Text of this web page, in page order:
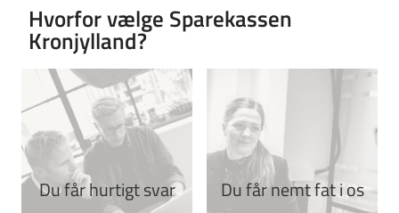
Hvorfor vælge Sparekassen
Kronjylland?
Du får hurtigt svar Du får nemt fat i os